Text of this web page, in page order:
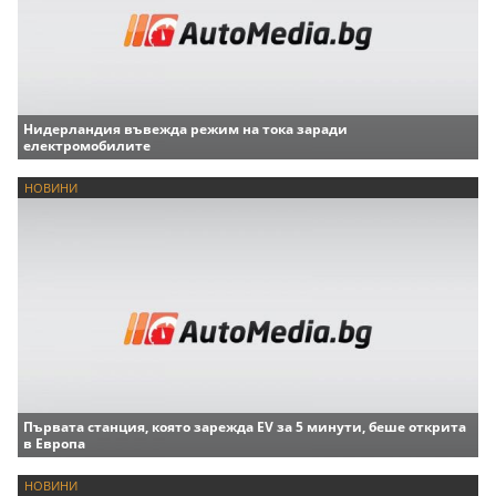
Нидерландия въвежда режим на тока заради
електромобилите
НОВИНИ
Първата станция, която зарежда EV за 5 минути, беше открита
в Европа
НОВИНИ